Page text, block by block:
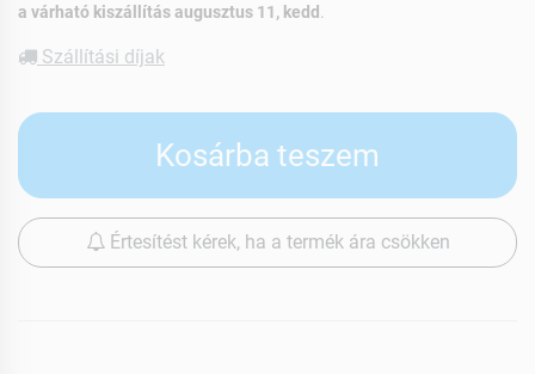
a várható kiszállítás augusztus 11, kedd
Szállítási díjak
Kosárba teszem
Értesítést kérek, ha a termék ára csökken